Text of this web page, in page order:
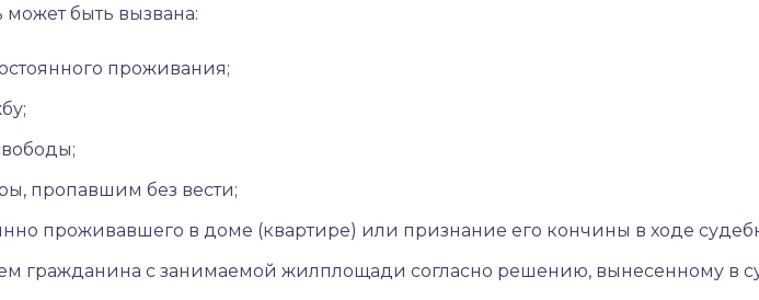
может быть вызвана:
проживания;
пропавшим без вести;
проживавшего в доме (квартире) или признание его кончины в ходе
гражданина с занимаемой жилплощади согласно решению, вынесенному в